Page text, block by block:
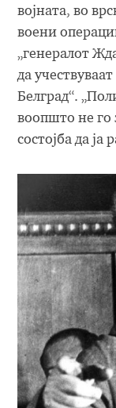
војната, во
воени
„генералот
да
Белград“.
воопшто не го
состојба да ја